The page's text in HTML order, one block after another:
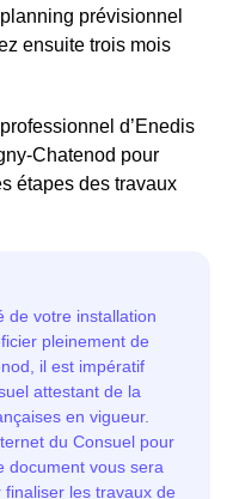
prévisionnel
ensuite trois mois
d’Enedis
Chatenod pour
étapes des travaux